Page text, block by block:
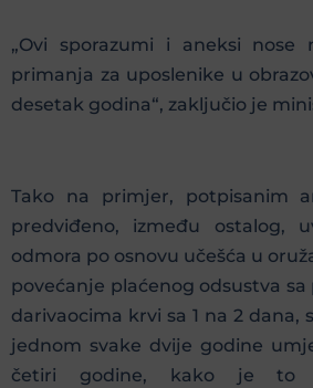
„Ovi sporazumi i aneksi nose
primanja za uposlenike u
desetak godina“, zaključio je
Tako na primjer, potpisanim
predviđeno, između ostalog,
odmora po osnovu učešća u
povećanje plaćenog odsustva
darivaocima krvi sa 1 na 2 dana,
jednom svake dvije godine
četiri godine, kako je to